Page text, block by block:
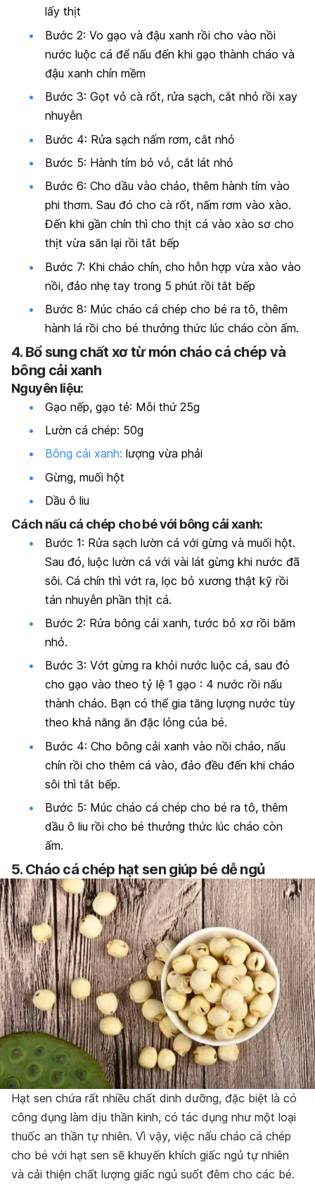
lấy thịt
Bước 2: Vo gạo và đậu xanh rồi cho vào nồi
nước luộc cá để nấu đến khi gạo thành cháo và
đậu xanh chín mềm
Bước 3: Gọt vỏ cà rốt, rửa sạch, cắt nhỏ rồi xay
nhuyễn
Bước 4: Rửa sạch nấm rơm, cắt nhỏ
Bước 5: Hành tím bỏ vỏ, cắt lát nhỏ
Bước 6: Cho dầu vào chảo, thêm hành tím vào
phi thơm. Sau đó cho cà rốt, nấm rơm vào xào.
Đến khi gần chín thì cho thịt cá vào xào sơ cho
thịt vừa săn lại rồi tắt bếp
Bước 7: Khi cháo chín, cho hỗn hợp vừa xào vào
nồi, đảo nhẹ tay trong 5 phút rồi tắt bếp
Bước 8: Múc cháo cá chép cho bé ra tô, thêm
hành lá rồi cho bé thưởng thức lúc cháo còn ấm.
4. Bổ sung chất xơ từ món cháo cá chép và
bông cải xanh
Nguyên liệu:
Gạo nếp, gạo tẻ: Mỗi thứ 25g
Lườn cá chép: 50g
Bông cải xanh: lượng vừa phải
Gừng, muối hột
Dầu ô liu
Cách nấu cá chép cho bé với bông cải xanh:
Bước 1: Rửa sạch lườn cá với gừng và muối hột.
Sau đó, luộc lườn cá với vài lát gừng khi nước đã
sôi. Cá chín thì vớt ra, lọc bỏ xương thật kỹ rồi
tán nhuyễn phần thịt cá.
Bước 2: Rửa bông cải xanh, tước bỏ xơ rồi băm
nhỏ.
Bước 3: Vớt gừng ra khỏi nước luộc cá, sau đó
cho gạo vào theo tỷ lệ 1 gạo : 4 nước rồi nấu
thành cháo. Bạn có thể gia tăng lượng nước tùy
theo khả năng ăn đặc lỏng của bé.
Bước 4: Cho bông cải xanh vào nồi cháo, nấu
chín rồi cho thêm cá vào, đảo đều đến khi cháo
sôi thì tắt bếp.
Bước 5: Múc cháo cá chép cho bé ra tô, thêm
dầu ô liu rồi cho bé thưởng thức lúc cháo còn
ấm.
5. Cháo cá chép hạt sen giúp bé dễ ngủ
Hạt sen chứa rất nhiều chất dinh dưỡng, đặc biệt là có
công dụng làm dịu thần kinh, có tác dụng như một loại
thuốc an thần tự nhiên. Vì vậy, việc nấu cháo cá chép
cho bé với hạt sen sẽ khuyến khích giấc ngủ tự nhiên
và cải thiện chất lượng giấc ngủ suốt đêm cho các bé.